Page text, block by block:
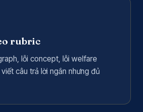
rubric
lỗi concept, lỗi welfare
câu trả lời ngắn nhưng đủ